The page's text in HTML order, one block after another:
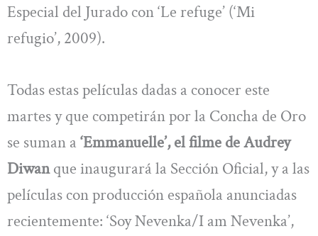
Especial del Jurado con ‘Le refuge’ (‘Mi
refugio’, 2009).
Todas estas películas dadas a conocer este
martes y que competirán por la Concha de Oro
se suman a ‘Emmanuelle’, el filme de Audrey
Diwanque inaugurará la Sección Oficial, y a las
películas con producción española anunciadas
recientemente: ‘Soy Nevenka/I am Nevenka’,